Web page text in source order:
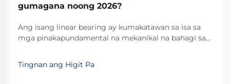
gumagana noong 2026?
Ang isang linear bearing ay kumakatawan sa isa sa
mga pinakapundamental na mekanikal na bahagi sa
machinery. Ang mga espesyalisadong device na ito
ay nagbibigay-daan sa maayos, kontroladong tuwid
Tingnan ang Higit Pa